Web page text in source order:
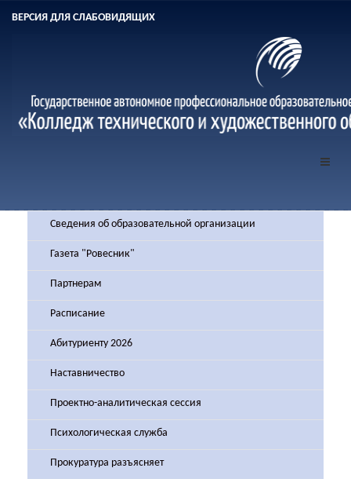
ВЕРСИЯ ДЛЯ СЛАБОВИДЯЩИХ
Сведения об образовательной организации
Газета "Ровесник"
Партнерам
Расписание
Абитуриенту 2026
Наставничество
Проектно-аналитическая сессия
Психологическая служба
Прокуратура разъясняет